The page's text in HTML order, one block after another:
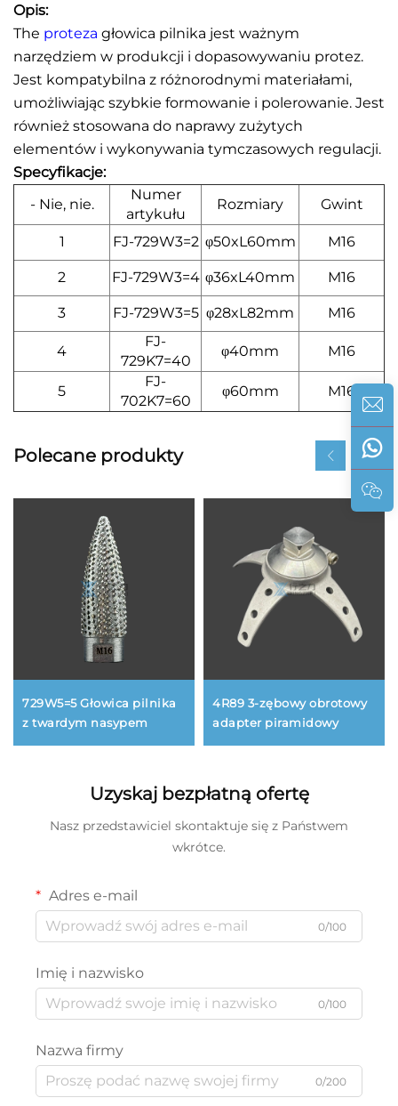
Opis:
The proteza głowica pilnika jest ważnym
narzędziem w produkcji i dopasowywaniu protez.
Jest kompatybilna z różnorodnymi materiałami,
umożliwiając szybkie formowanie i polerowanie. Jest
również stosowana do naprawy zużytych
elementów i wykonywania tymczasowych regulacji.
Specyfikacje:
- Nie, nie.
Numer
artykułu
Rozmiary Gwint
1 FJ-729W3=2 φ50xL60mm M16
2 FJ-729W3=4 φ36xL40mm M16
3 FJ-729W3=5 φ28xL82mm M16
4
FJ-
729K7=40
φ40mm M16
5
FJ-
702K7=60
φ60mm M16
Polecane produkty
729W5=5 Głowica pilnika
z twardym nasypem
4R89 3-zębowy obrotowy
adapter piramidowy
Uzyskaj bezpłatną ofertę
Nasz przedstawiciel skontaktuje się z Państwem
wkrótce.
Adres e-mail
0/100
Imię i nazwisko
0/100
Nazwa firmy
0/200